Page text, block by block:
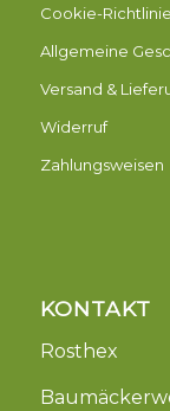
Cookie-
Allgemeine
Versand &
Widerruf
Zahlungsweisen
KONTAKT
Rosthex